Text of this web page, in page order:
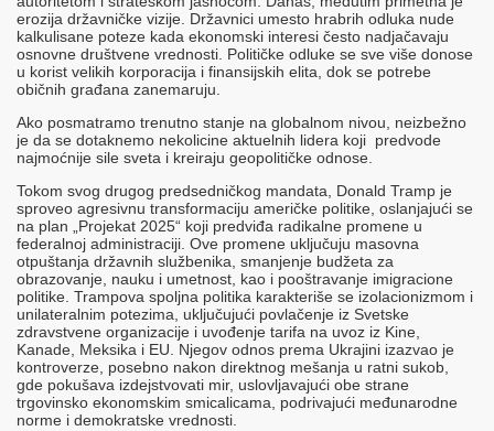
erozija državničke vizije. Državnici umesto hrabrih odluka nude
kalkulisane poteze kada ekonomski interesi često nadjačavaju
osnovne društvene vrednosti. Političke odluke se sve više donose
u korist velikih korporacija i finansijskih elita, dok se potrebe
običnih građana zanemaruju.
Ako posmatramo trenutno stanje na globalnom nivou, neizbežno
je da se dotaknemo nekolicine aktuelnih lidera koji predvode
najmoćnije sile sveta i kreiraju geopolitičke odnose.
Tokom svog drugog predsedničkog mandata, Donald Tramp je
sproveo agresivnu transformaciju američke politike, oslanjajući se
na plan „Projekat 2025“ koji predviđa radikalne promene u
federalnoj administraciji. Ove promene uključuju masovna
otpuštanja državnih službenika, smanjenje budžeta za
obrazovanje, nauku i umetnost, kao i pooštravanje imigracione
politike.​ Trampova spoljna politika karakteriše se izolacionizmom i
unilateralnim potezima, uključujući povlačenje iz Svetske
zdravstvene organizacije i uvođenje tarifa na uvoz iz Kine,
Kanade, Meksika i EU. Njegov odnos prema Ukrajini izazvao je
kontroverze, posebno nakon direktnog mešanja u ratni sukob,
gde pokušava izdejstvovati mir, uslovljavajući obe strane
trgovinsko ekonomskim smicalicama, podrivajući međunarodne
norme i demokratske vrednosti.​​